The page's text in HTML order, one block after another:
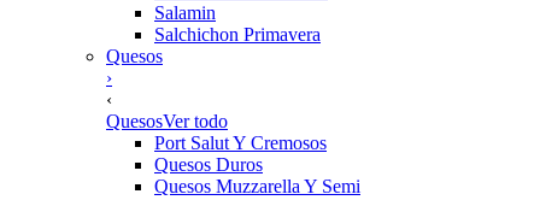
Salamin
Salchichon Primavera
Quesos
›
‹
QuesosVer todo
Port Salut Y Cremosos
Quesos Duros
Quesos Muzzarella Y Semi